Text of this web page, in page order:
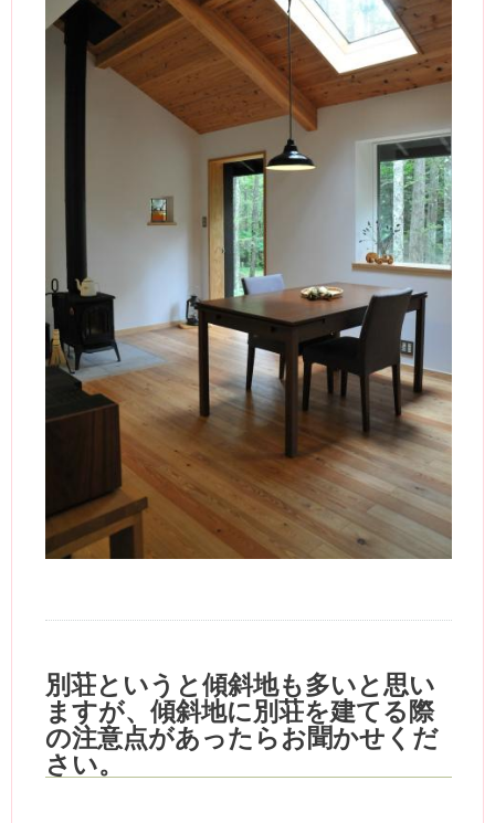
別荘というと傾斜地も多いと思い
ますが、傾斜地に別荘を建てる際
の注意点があったらお聞かせくだ
さい。